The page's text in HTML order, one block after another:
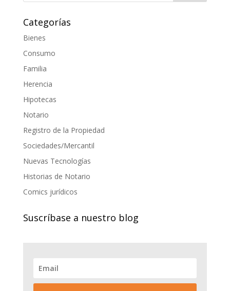
Categorías
Bienes
Consumo
Familia
Herencia
Hipotecas
Notario
Registro de la Propiedad
Sociedades/Mercantil
Nuevas Tecnologías
Historias de Notario
Comics jurídicos
Suscríbase a nuestro blog